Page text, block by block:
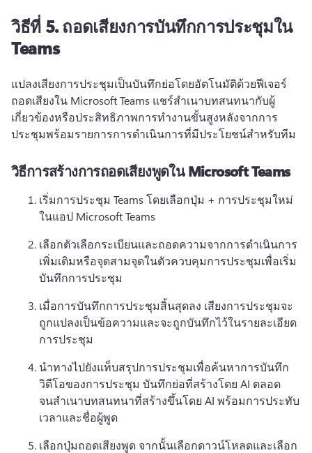
วิธีที่ 5.ถอดเสียงการบันทึกการประชุมใน
Teams
แปลงเสียงการประชุมเป็นบันทึกย่อโดยอัตโนมัติด้วยฟีเจอร์
ถอดเสียงใน Microsoft Teams แชร์สําเนาบทสนทนากับผู้
เกี่ยวข้องหรือประสิทธิภาพการทํางานขั้นสูงหลังจากการ
ประชุมพร้อมรายการการดําเนินการที่มีประโยชน์สําหรับทีม
วิธีการสร้างการถอดเสียงพูดใน Microsoft Teams
เริ่มการประชุม Teams โดยเลือกปุ่ม + การประชุมใหม่
ในแอป Microsoft Teams
เลือกตัวเลือกระเบียนและถอดความจากการดําเนินการ
เพิ่มเติมหรือจุดสามจุดในตัวควบคุมการประชุมเพื่อเริ่ม
บันทึกการประชุม
เมื่อการบันทึกการประชุมสิ้นสุดลง เสียงการประชุมจะ
ถูกแปลงเป็นข้อความและจะถูกบันทึกไว้ในรายละเอียด
การประชุม
นําทางไปยังแท็บสรุปการประชุมเพื่อค้นหาการบันทึก
วิดีโอของการประชุม บันทึกย่อที่สร้างโดย AI ตลอด
จนสําเนาบทสนทนาที่สร้างขึ้นโดย AI พร้อมการประทับ
เวลาและชื่อผู้พูด
เลือกปุ่มถอดเสียงพูด จากนั้นเลือกดาวน์โหลดและเลือก